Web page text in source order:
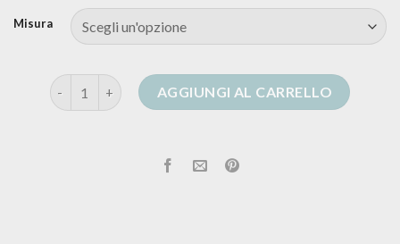
Misura
cardigan con bottoni uomo quantità
AGGIUNGI AL CARRELLO